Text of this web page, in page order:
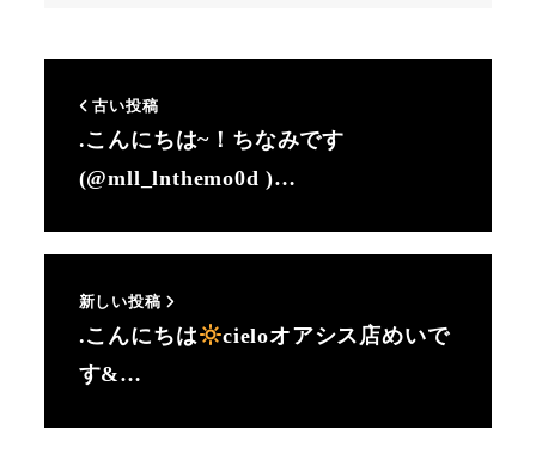
古い投稿
.こんにちは~！ちなみです
(@mll_lnthemo0d )…
新しい投稿
.こんにちは
cieloオアシス店めいで
す&…